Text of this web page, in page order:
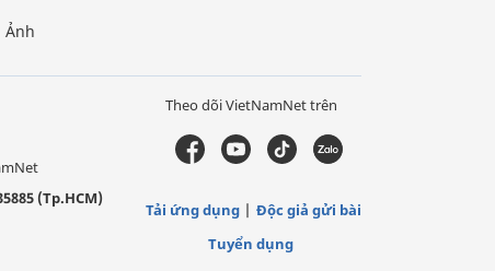
Ảnh
(Tp.HCM)
Theo dõi VietNamNet trên
Tải ứng dụng
Độc giả gửi bài
Tuyển dụng